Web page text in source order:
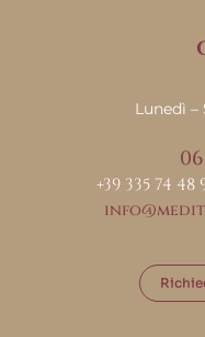
Lunedì –
+39 335 74 48